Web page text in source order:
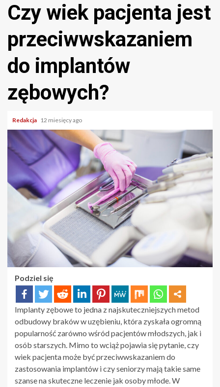
Czy wiek pacjenta jest
przeciwwskazaniem
do implantów
zębowych?
Redakcja 12 miesięcy ago
Podziel się
Implanty zębowe to jedna z najskuteczniejszych metod
odbudowy braków w uzębieniu, która zyskała ogromną
popularność zarówno wśród pacjentów młodszych, jak i
osób starszych. Mimo to wciąż pojawia się pytanie, czy
wiek pacjenta może być przeciwwskazaniem do
zastosowania implantów i czy seniorzy mają takie same
szanse na skuteczne leczenie jak osoby młode. W